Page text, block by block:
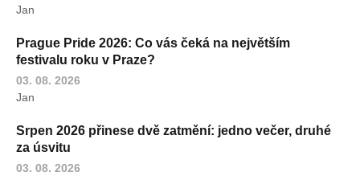
Jan
Prague Pride 2026: Co vás čeká na největším
festivalu roku v Praze?
03. 08. 2026
Jan
Srpen 2026 přinese dvě zatmění: jedno večer, druhé
za úsvitu
03. 08. 2026